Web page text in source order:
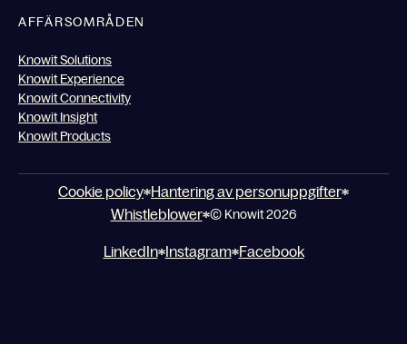
AFFÄRSOMRÅDEN
Knowit Solutions
Knowit Experience
Knowit Connectivity
Knowit Insight
Knowit Products
Cookie policy Hantering av personuppgifter
Whistleblower © Knowit 2026
LinkedIn Instagram Facebook